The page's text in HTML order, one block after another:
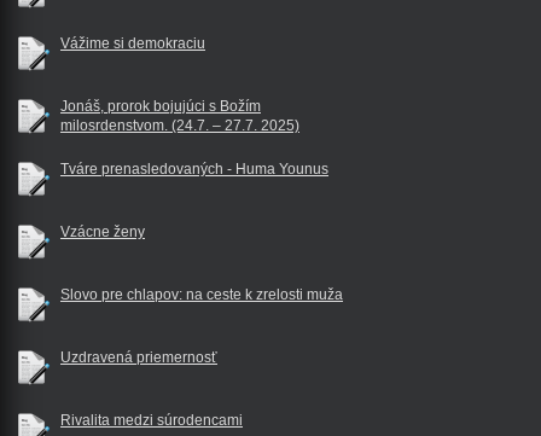
Vážime si demokraciu
Jonáš, prorok bojujúci s Božím
milosrdenstvom. (24.7. – 27.7. 2025)
Tváre prenasledovaných - Huma Younus
Vzácne ženy
Slovo pre chlapov: na ceste k zrelosti muža
Uzdravená priemernosť
Rivalita medzi súrodencami